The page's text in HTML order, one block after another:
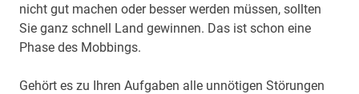
nicht gut machen oder besser werden müssen, sollten
Sie ganz schnell Land gewinnen. Das ist schon eine
Phase des Mobbings.
Gehört es zu Ihren Aufgaben alle unnötigen Störungen